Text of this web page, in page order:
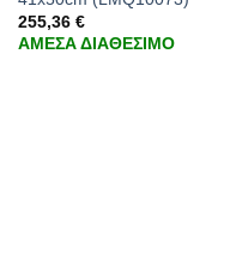
255,36 €
ΑΜΕΣΑ ΔΙΑΘΕΣΙΜΟ